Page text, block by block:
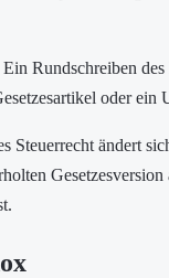
Ein Rundschreiben
oder ein
Steuerrecht ändert